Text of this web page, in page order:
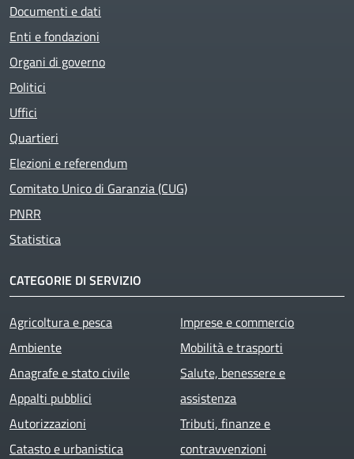
Documenti e dati
Enti e fondazioni
Organi di governo
Politici
Uffici
Quartieri
Elezioni e referendum
Comitato Unico di Garanzia (CUG)
PNRR
Statistica
CATEGORIE DI SERVIZIO
Agricoltura e pesca
Ambiente
Anagrafe e stato civile
Appalti pubblici
Autorizzazioni
Catasto e urbanistica
Imprese e commercio
Mobilità e trasporti
Salute, benessere e
assistenza
Tributi, finanze e
contravvenzioni